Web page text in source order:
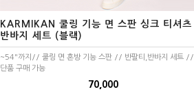
KARMIKAN 쿨링 기능 면 스판 싱크 티셔츠
반바지 세트 (블랙)
~54"까지// 쿨링 면 혼방 기능 스판 // 반팔티,반바지 세트 //
단품 구매 가능
70,000